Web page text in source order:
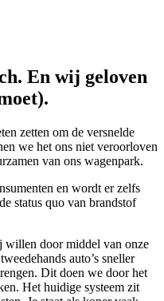
En wij geloven
zetten om de versnelde
we het ons niet veroorloven
van ons wagenpark.
en wordt er zelfs
status quo van brandstof
willen door middel van onze
auto’s sneller
Dit doen we door het
Het huidige systeem zit